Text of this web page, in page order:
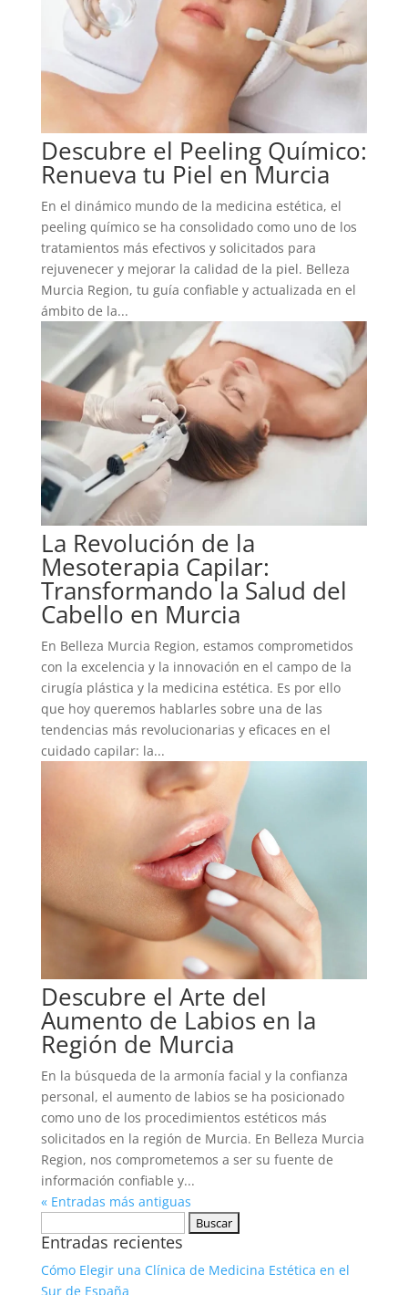
Descubre el Peeling Químico:
Renueva tu Piel en Murcia
En el dinámico mundo de la medicina estética, el
peeling químico se ha consolidado como uno de los
tratamientos más efectivos y solicitados para
rejuvenecer y mejorar la calidad de la piel. Belleza
Murcia Region, tu guía confiable y actualizada en el
ámbito de la...
La Revolución de la
Mesoterapia Capilar:
Transformando la Salud del
Cabello en Murcia
En Belleza Murcia Region, estamos comprometidos
con la excelencia y la innovación en el campo de la
cirugía plástica y la medicina estética. Es por ello
que hoy queremos hablarles sobre una de las
tendencias más revolucionarias y eficaces en el
cuidado capilar: la...
Descubre el Arte del
Aumento de Labios en la
Región de Murcia
En la búsqueda de la armonía facial y la confianza
personal, el aumento de labios se ha posicionado
como uno de los procedimientos estéticos más
solicitados en la región de Murcia. En Belleza Murcia
Region, nos comprometemos a ser su fuente de
información confiable y...
« Entradas más antiguas
Entradas recientes
Cómo Elegir una Clínica de Medicina Estética en el
Sur de España